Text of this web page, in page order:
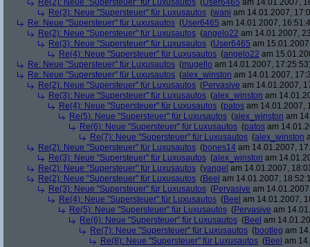
Re(2): Neue "Supersteuer" für Luxusautos (User6465 am 14.01.2007,
Re(3): Neue "Supersteuer" für Luxusautos (wani am 14.01.2007,
Re: Neue "Supersteuer" für Luxusautos (User6465 am 14.01.2007,
Re(2): Neue "Supersteuer" für Luxusautos (angelo22 am 14.01.2007,
Re(3): Neue "Supersteuer" für Luxusautos (User6465 am
Re(4): Neue "Supersteuer" für Luxusautos (angelo22 am
Re: Neue "Supersteuer" für Luxusautos (mugello am 14.01.2007,
Re: Neue "Supersteuer" für Luxusautos (alex_winston am 14.01.2007,
Re(2): Neue "Supersteuer" für Luxusautos (Pervasive am 14.01.2007,
Re(3): Neue "Supersteuer" für Luxusautos (alex_winston am
Re(4): Neue "Supersteuer" für Luxusautos (patos am 14.01.2007,
Re(5): Neue "Supersteuer" für Luxusautos (alex_winston am
Re(6): Neue "Supersteuer" für Luxusautos (patos am
Re(7): Neue "Supersteuer" für Luxusautos (alex_winston
Re(2): Neue "Supersteuer" für Luxusautos (bones14 am 14.01.2007,
Re(3): Neue "Supersteuer" für Luxusautos (alex_winston am
Re(2): Neue "Supersteuer" für Luxusautos (yangel am 14.01.2007,
Re(2): Neue "Supersteuer" für Luxusautos (Beel am 14.01.2007,
Re(3): Neue "Supersteuer" für Luxusautos (Pervasive am
Re(4): Neue "Supersteuer" für Luxusautos (Beel am 14.01.2007,
Re(5): Neue "Supersteuer" für Luxusautos (Pervasive am
Re(6): Neue "Supersteuer" für Luxusautos (Beel am
Re(7): Neue "Supersteuer" für Luxusautos (bootleg am
Re(8): Neue "Supersteuer" für Luxusautos (Beel am